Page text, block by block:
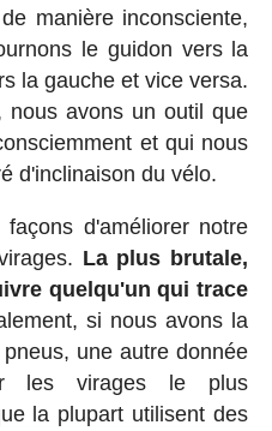
manière inconsciente,
le guidon vers la
la gauche et vice versa.
nous avons un outil que
et qui nous
d'inclinaison du vélo.
d'améliorer notre
La plus brutale,
quelqu'un qui trace
si nous avons la
une autre donnée
les virages le plus
la plupart utilisent des